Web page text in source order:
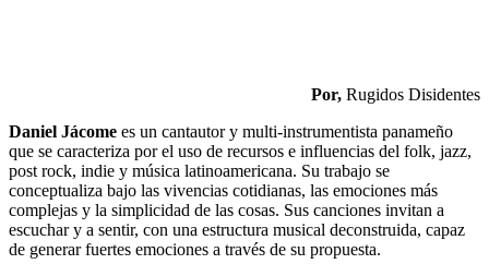
Por, Rugidos Disidentes
Daniel Jácome es un cantautor y multi-instrumentista panameño
que se caracteriza por el uso de recursos e influencias del folk, jazz,
post rock, indie y música latinoamericana. Su trabajo se
conceptualiza bajo las vivencias cotidianas, las emociones más
complejas y la simplicidad de las cosas. Sus canciones invitan a
escuchar y a sentir, con una estructura musical deconstruida, capaz
de generar fuertes emociones a través de su propuesta.